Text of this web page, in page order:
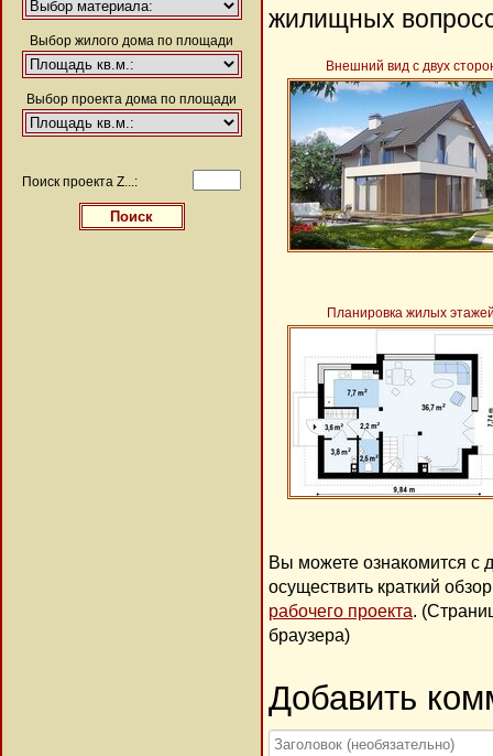
жилищных
Внешний вид с двух
Планировка жилых
Вы можете ознакомится с
осуществить краткий
рабочего проекта.
браузера)
Добавить
Выбор жилого дома по площади
Выбор проекта дома по площади
Поиск проекта Z...: